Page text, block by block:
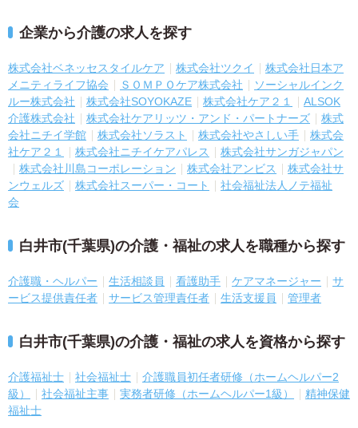
企業から介護の求人を探す
株式会社ベネッセスタイルケア 株式会社ツクイ
株式会社日本ア
メニティライフ協会
ＳＯＭＰＯケア株式会社
ソーシャルインク
ルー株式会社
株式会社SOYOKAZE 株式会社ケア２１
ALSOK
介護株式会社
株式会社ケアリッツ・アンド・パートナーズ
株式
会社ニチイ学館
株式会社ソラスト 株式会社やさしい手
株式会
社ケア２１
株式会社ニチイケアパレス
株式会社サンガジャパン
株式会社川島コーポレーション
株式会社アンビス
株式会社サ
ンウェルズ
株式会社スーパー・コート
社会福祉法人ノテ福祉
会
白井市(千葉県)の介護・福祉の求人を職種から探す
介護職・ヘルパー 生活相談員 看護助手 ケアマネージャー
サ
ービス提供責任者
サービス管理責任者 生活支援員 管理者
白井市(千葉県)の介護・福祉の求人を資格から探す
介護福祉士 社会福祉士
介護職員初任者研修（ホームヘルパー2
級）
社会福祉主事 実務者研修（ホームヘルパー1級）
精神保健
福祉士